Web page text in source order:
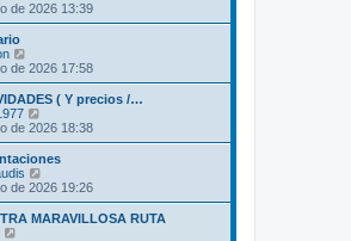
a
j
t
m
e
s
a
j
e
e
r
t
m
o
m
e
s
j
e
de 2026 13:39
e
r
ú
l
t
m
o
m
e
s
de 2026 17:58
( Y precios /…
e
r
ú
t
m
o
de 2026 18:38
e
r
ú
de 2026 19:26
MARAVILLOSA RUTA